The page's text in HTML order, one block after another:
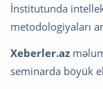
İnstitutunda
metodologiyaları
Xeberler.az
seminarda böyük